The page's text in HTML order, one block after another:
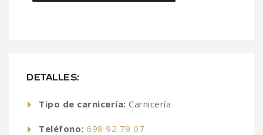
DETALLES:
Tipo de carnicería: Carnicería
Teléfono: 698 92 79 07